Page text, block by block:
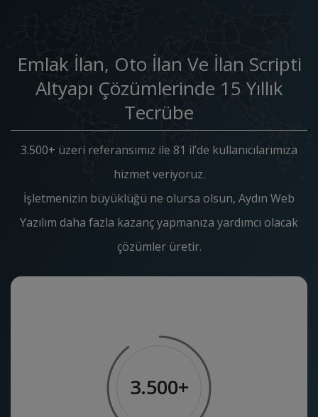
Emlak İlan, Oto İlan Ve İlan Scripti
Altyapı Çözümlerinde 15 Yıllık
Tecrübe
3.500+ üzeri referansımız ile 81 il’de kullanıcılarımıza
hizmet veriyoruz.
İşletmenizin büyüklüğü ne olursa olsun, Aydın Web
Yazılım daha fazla kazanç yapmanıza yardımcı olacak
çözümler üretir.
3.500+